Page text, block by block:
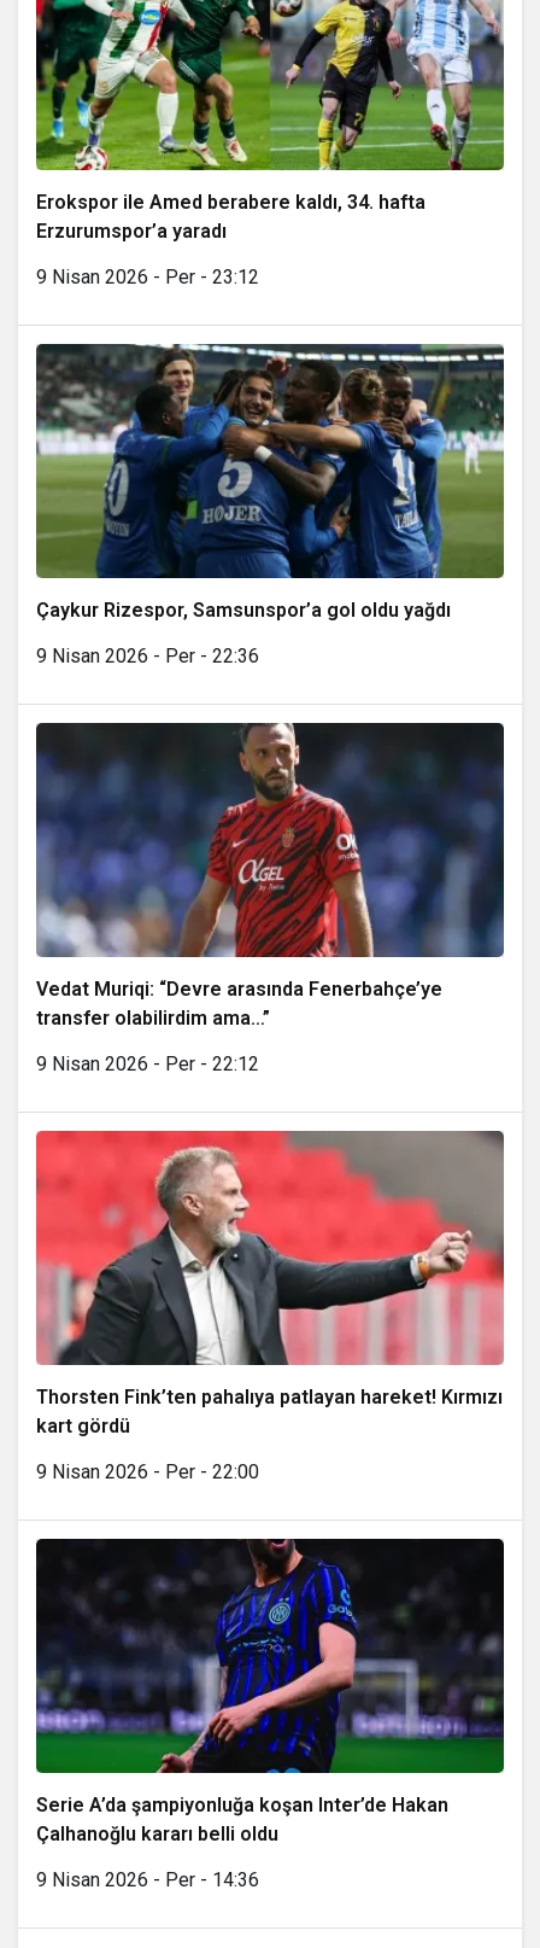
Erokspor ile Amed berabere kaldı, 34. hafta
Erzurumspor’a yaradı
9 Nisan 2026 - Per - 23:12
Çaykur Rizespor, Samsunspor’a gol oldu yağdı
9 Nisan 2026 - Per - 22:36
Vedat Muriqi: “Devre arasında Fenerbahçe’ye
transfer olabilirdim ama…”
9 Nisan 2026 - Per - 22:12
Thorsten Fink’ten pahalıya patlayan hareket! Kırmızı
kart gördü
9 Nisan 2026 - Per - 22:00
Serie A’da şampiyonluğa koşan Inter’de Hakan
Çalhanoğlu kararı belli oldu
9 Nisan 2026 - Per - 14:36